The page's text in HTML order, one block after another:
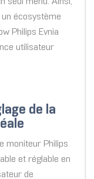
un écosystème
Philips Evnia
utilisateur
de la
moniteur Philips
et réglable en
de